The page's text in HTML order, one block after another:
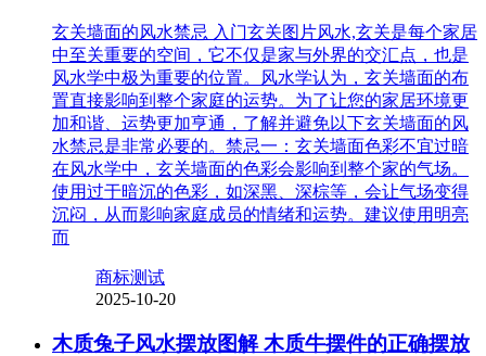
玄关墙面的风水禁忌 入门玄关图片风水,玄关是每个家居
中至关重要的空间，它不仅是家与外界的交汇点，也是
风水学中极为重要的位置。风水学认为，玄关墙面的布
置直接影响到整个家庭的运势。为了让您的家居环境更
加和谐、运势更加亨通，了解并避免以下玄关墙面的风
水禁忌是非常必要的。禁忌一：玄关墙面色彩不宜过暗
在风水学中，玄关墙面的色彩会影响到整个家的气场。
使用过于暗沉的色彩，如深黑、深棕等，会让气场变得
沉闷，从而影响家庭成员的情绪和运势。建议使用明亮
而
商标测试
2025-10-20
木质兔子风水摆放图解 木质牛摆件的正确摆放